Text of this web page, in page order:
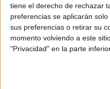
tiene el derecho de rechazar
preferencias se aplicarán
sus preferencias o retirar su
momento volviendo a este
"Privacidad" en la parte